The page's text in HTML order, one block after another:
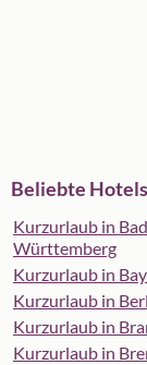
Beliebte
Kurzurlaub in
Württemberg
Kurzurlaub in
Kurzurlaub in
Kurzurlaub in
Kurzurlaub in